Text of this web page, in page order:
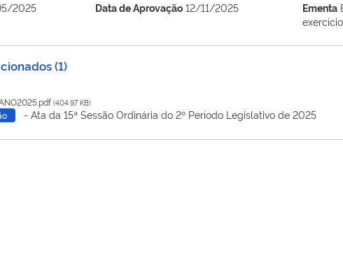
2025 Data de Aprovação 12/11/2025 Ementa
(1)
(404.97 KB)
- Ata da 15ª Sessão Ordinária do 2º Período Legislativo de 2025